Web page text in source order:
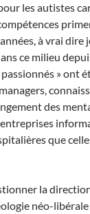
les autistes
à vrai dire
ce milieu
» ont
des
que
la
néo-